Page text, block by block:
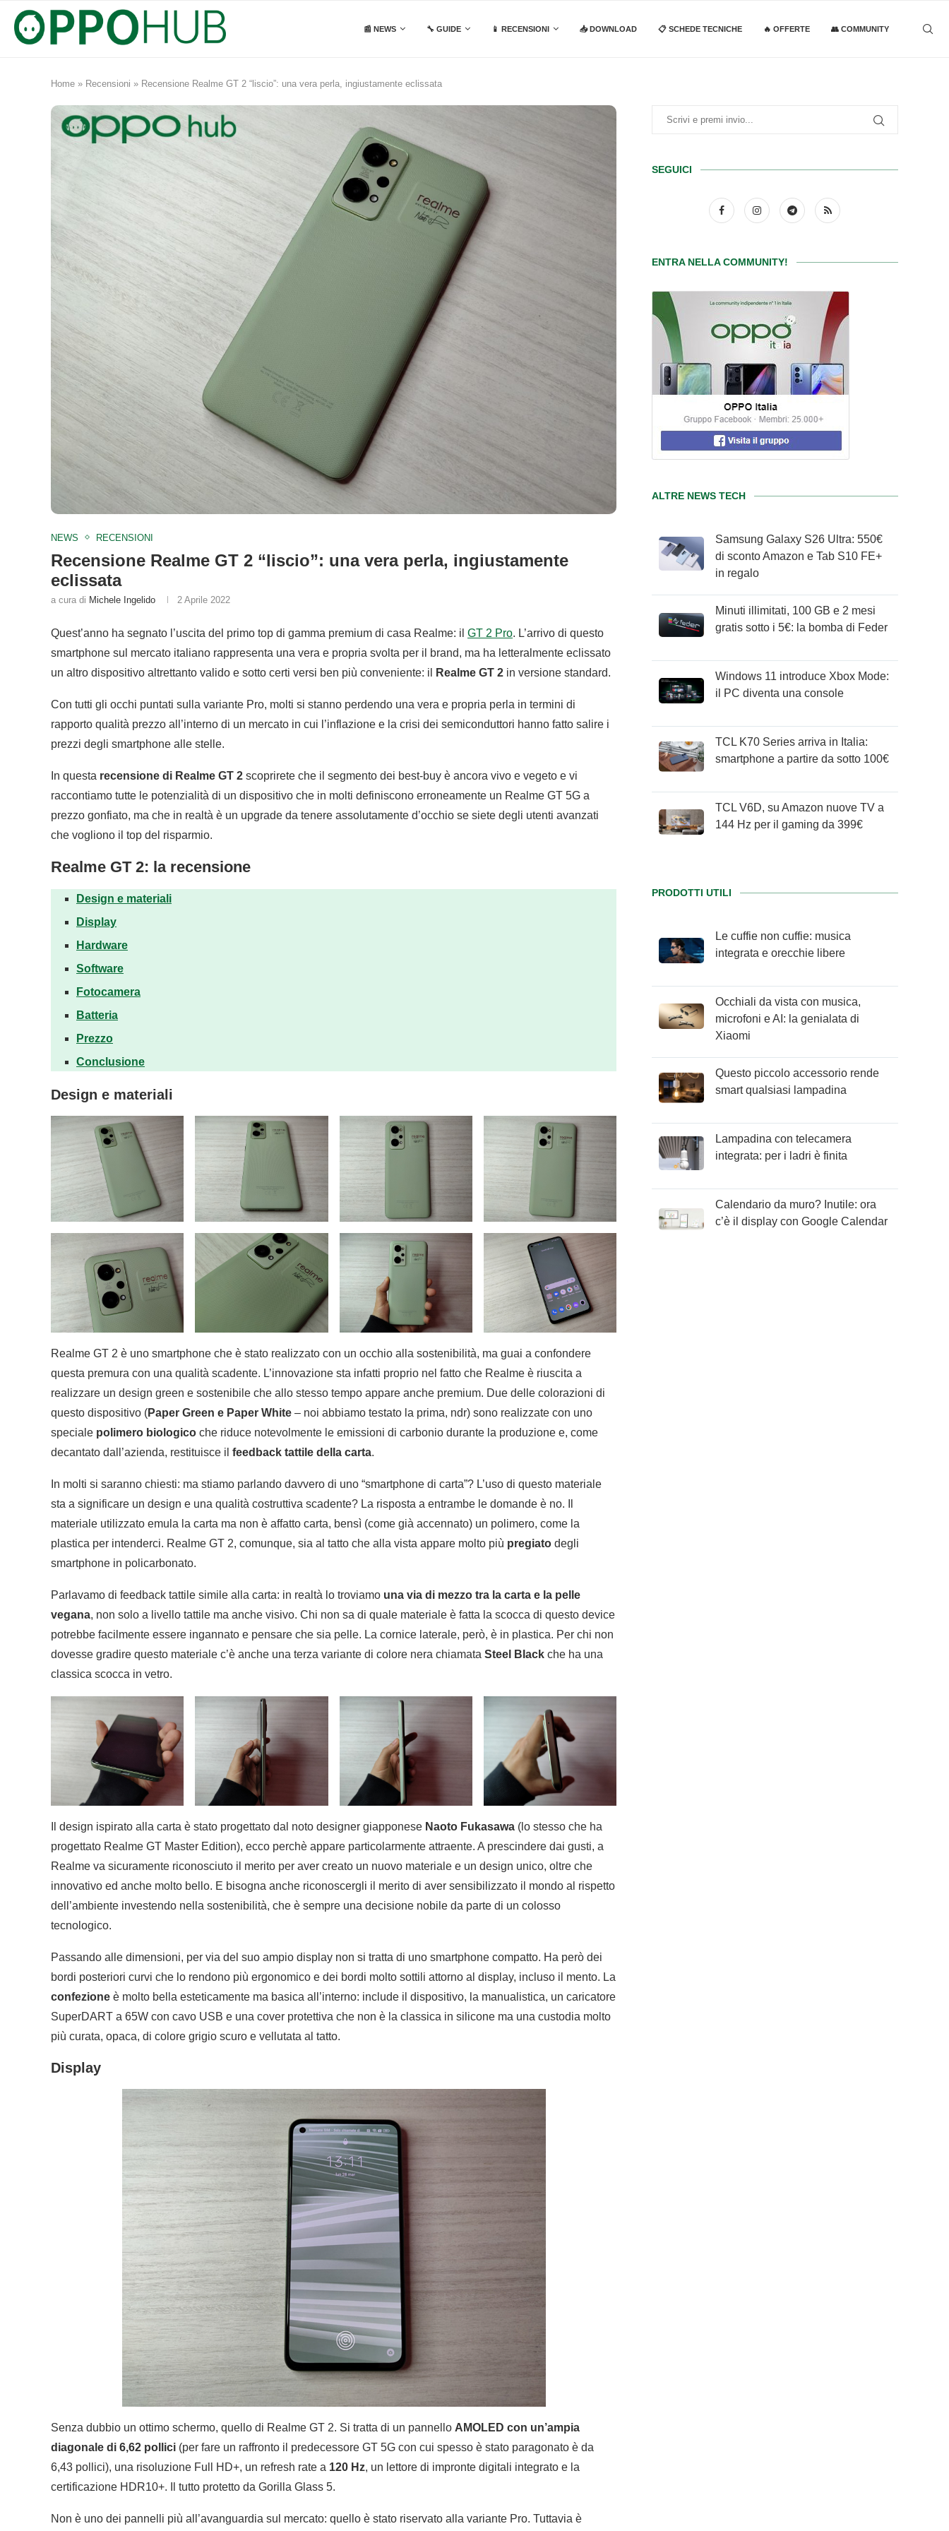
📰 NEWS 🔧 GUIDE 📱 RECENSIONI 📥 DOWNLOAD 📋 SCHEDE TECNICHE 🔥 OFFERTE 👥 COMMUNITY
Home » Recensioni » Recensione Realme GT 2 “liscio”: una vera perla, ingiustamente eclissata
NEWS RECENSIONI
Recensione Realme GT 2 “liscio”: una vera perla, ingiustamente
eclissata
a cura di Michele Ingelido 2 Aprile 2022
Quest’anno ha segnato l’uscita del primo top di gamma premium di casa Realme: il GT 2 Pro. L’arrivo di questo
smartphone sul mercato italiano rappresenta una vera e propria svolta per il brand, ma ha letteralmente eclissato
un altro dispositivo altrettanto valido e sotto certi versi ben più conveniente: il
Realme GT 2 in versione standard.
Con tutti gli occhi puntati sulla variante Pro, molti si stanno perdendo una vera e propria perla in termini di
rapporto qualità prezzo all’interno di un mercato in cui l’inflazione e la crisi dei semiconduttori hanno fatto salire i
prezzi degli smartphone alle stelle.
In questa recensione di Realme GT 2 scoprirete che il segmento dei best-buy è ancora vivo e vegeto e vi
raccontiamo tutte le potenzialità di un dispositivo che in molti definiscono erroneamente un Realme GT 5G a
prezzo gonfiato, ma che in realtà è un upgrade da tenere assolutamente d’occhio se siete degli utenti avanzati
che vogliono il top del risparmio.
Realme GT 2: la recensione
Design e materiali
Display
Hardware
Software
Fotocamera
Batteria
Prezzo
Conclusione
Design e materiali
Realme GT 2 è uno smartphone che è stato realizzato con un occhio alla sostenibilità, ma guai a confondere
questa premura con una qualità scadente. L’innovazione sta infatti proprio nel fatto che Realme è riuscita a
realizzare un design green e sostenibile che allo stesso tempo appare anche premium. Due delle colorazioni di
questo dispositivo (Paper Green e Paper White – noi abbiamo testato la prima, ndr) sono realizzate con uno
speciale polimero biologico che riduce notevolmente le emissioni di carbonio durante la produzione e, come
decantato dall’azienda, restituisce il feedback tattile della carta.
In molti si saranno chiesti: ma stiamo parlando davvero di uno “smartphone di carta”? L’uso di questo materiale
sta a significare un design e una qualità costruttiva scadente? La risposta a entrambe le domande è no. Il
materiale utilizzato emula la carta ma non è affatto carta, bensì (come già accennato) un polimero, come la
plastica per intenderci. Realme GT 2, comunque, sia al tatto che alla vista appare molto più pregiato degli
smartphone in policarbonato.
Parlavamo di feedback tattile simile alla carta: in realtà lo troviamo una via di mezzo tra la carta e la pelle
vegana, non solo a livello tattile ma anche visivo. Chi non sa di quale materiale è fatta la scocca di questo device
potrebbe facilmente essere ingannato e pensare che sia pelle. La cornice laterale, però, è in plastica. Per chi non
dovesse gradire questo materiale c’è anche una terza variante di colore nera chiamata Steel Black che ha una
classica scocca in vetro.
Il design ispirato alla carta è stato progettato dal noto designer giapponese Naoto Fukasawa (lo stesso che ha
progettato Realme GT Master Edition), ecco perchè appare particolarmente attraente. A prescindere dai gusti, a
Realme va sicuramente riconosciuto il merito per aver creato un nuovo materiale e un design unico, oltre che
innovativo ed anche molto bello. E bisogna anche riconoscergli il merito di aver sensibilizzato il mondo al rispetto
dell’ambiente investendo nella sostenibilità, che è sempre una decisione nobile da parte di un colosso
tecnologico.
Passando alle dimensioni, per via del suo ampio display non si tratta di uno smartphone compatto. Ha però dei
bordi posteriori curvi che lo rendono più ergonomico e dei bordi molto sottili attorno al display, incluso il mento. La
confezione è molto bella esteticamente ma basica all’interno: include il dispositivo, la manualistica, un caricatore
SuperDART a 65W con cavo USB e una cover protettiva che non è la classica in silicone ma una custodia molto
più curata, opaca, di colore grigio scuro e vellutata al tatto.
Display
Senza dubbio un ottimo schermo, quello di Realme GT 2. Si tratta di un pannello AMOLED con un’ampia
diagonale di 6,62 pollici (per fare un raffronto il predecessore GT 5G con cui spesso è stato paragonato è da
6,43 pollici), una risoluzione Full HD+, un refresh rate a 120 Hz, un lettore di impronte digitali integrato e la
certificazione HDR10+. Il tutto protetto da Gorilla Glass 5.
Non è uno dei pannelli più all’avanguardia sul mercato: quello è stato riservato alla variante Pro. Tuttavia è
SEGUICI
ENTRA NELLA COMMUNITY!
ALTRE NEWS TECH
Samsung Galaxy S26 Ultra: 550€
di sconto Amazon e Tab S10 FE+
in regalo
Minuti illimitati, 100 GB e 2 mesi
gratis sotto i 5€: la bomba di Feder
Windows 11 introduce Xbox Mode:
il PC diventa una console
TCL K70 Series arriva in Italia:
smartphone a partire da sotto 100€
TCL V6D, su Amazon nuove TV a
144 Hz per il gaming da 399€
PRODOTTI UTILI
Le cuffie non cuffie: musica
integrata e orecchie libere
Occhiali da vista con musica,
microfoni e AI: la genialata di
Xiaomi
Questo piccolo accessorio rende
smart qualsiasi lampadina
Lampadina con telecamera
integrata: per i ladri è finita
Calendario da muro? Inutile: ora
c’è il display con Google Calendar